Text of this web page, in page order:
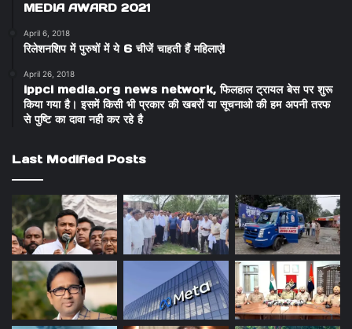
MEDIA AWARD 2021
April 6, 2018
रिलेशनशिप में पुरुषों में ये 6 चीजें चाहती हैं महिलाएं!
April 26, 2018
ippci media.org news network, फिलहाल ट्रायल बेस पर शुरू
किया गया है। इसमें किसी भी प्रकार की खबरों या सूचनाओ की हम अपनी तरफ
से पुष्टि का दावा नही कर रहे है
Last Modified Posts